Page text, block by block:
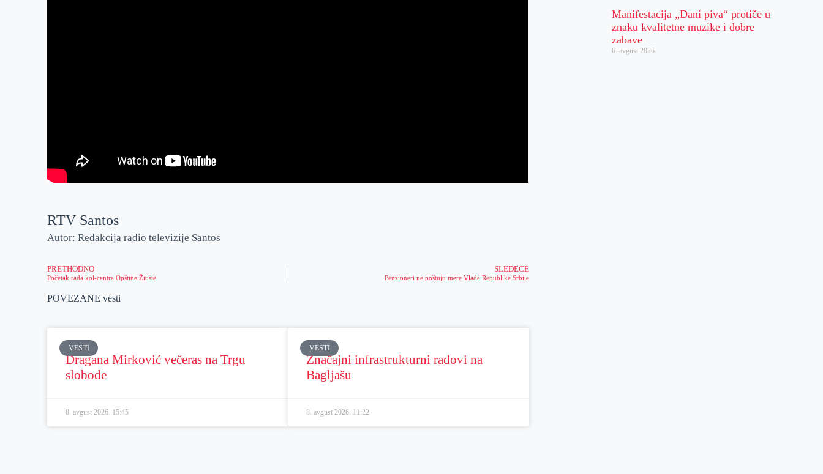
RTV Santos
Autor: Redakcija radio televizije Santos
PRETHODNO
Početak rada kol-centra Opštine Žitište
SLEDEĆE
Penzioneri ne poštuju mere Vlade Republike Srbije
POVEZANE vesti
VESTI
Dragana Mirković večeras na Trgu
slobode
8. avgust 2026. 15:45
VESTI
Značajni infrastrukturni radovi na
Bagljašu
8. avgust 2026. 11:22
Manifestacija „Dani piva“ protiče u
znaku kvalitetne muzike i dobre
zabave
6. avgust 2026.